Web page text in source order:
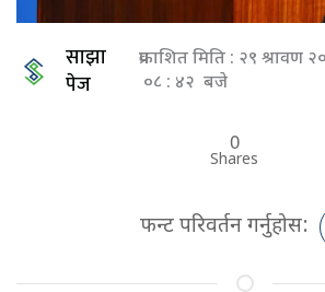
साझा
पेज
प्रकाशित मिति : २९ श्रावण
०८ : ४२ बजे
0
Shares
फन्ट परिवर्तन गर्नुहोस: